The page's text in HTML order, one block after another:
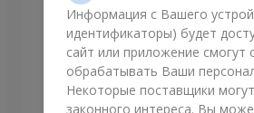
Информация с Вашего
идентификаторы) будет
сайт или приложение
обрабатывать Ваши
Некоторые поставщики
законного интереса. Вы